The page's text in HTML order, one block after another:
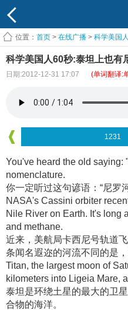
位置： 首页 > 在线广播 > 科学美国人
科学美国人60秒:泰坦上也有
日期:2012-12-31 17:07 (单词翻译:
1231
You've heard the old
nomenclature.
你一定听过这句谚语：“尼罗
NASA's Cassini orbiter
Nile River on Earth. It's long
and methane.
近来，美航局卡西尼号轨道
条闻名遐迩的河流不同的是
Titan, the largest moon of
kilometers into Ligeia Mare,
泰坦是环绕土星的最大的卫
合物的海洋。